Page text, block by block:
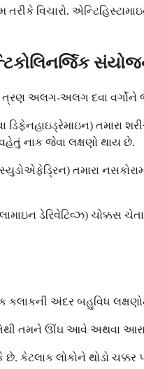
વિચારો.
ત્રણ અલગ-અલગ દવા વર્ગોને
તમારા
નાક જેવા લક્ષણો થાય છે.
તમારા
ડેરિવેટિવ્ઝ)
કલાકની અંદર બહુવિધ
તેથી તમને ઊંઘ આવે અથવા
કેટલાક લોકોને થોડો